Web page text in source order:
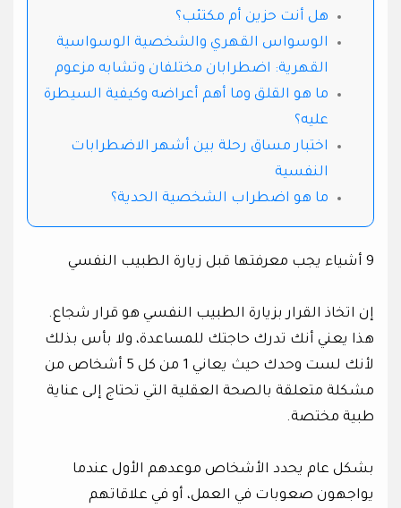
هل أنت حزين أم مكتئب؟
الوسواس القهري والشخصية الوسواسية
القهرية: اضطرابان مختلفان وتشابه مزعوم
ما هو القلق وما أهم أعراضه وكيفية السيطرة
عليه؟
اختبار مساق رحلة بين أشهر الاضطرابات
النفسية
ما هو اضطراب الشخصية الحدية؟
9 أشياء يجب معرفتها قبل زيارة الطبيب النفسي
إن اتخاذ القرار بزيارة الطبيب النفسي هو قرار شجاع.
هذا يعني أنك تدرك حاجتك للمساعدة، ولا بأس بذلك
لأنك لست وحدك حيث يعاني 1 من كل 5 أشخاص من
مشكلة متعلقة بالصحة العقلية التي تحتاج إلى عناية
طبية مختصة.
بشكل عام يحدد الأشخاص موعدهم الأول عندما
يواجهون صعوبات في العمل، أو في علاقاتهم